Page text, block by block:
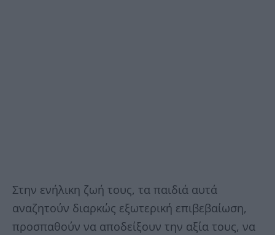
Στην ενήλικη ζωή τους, τα παιδιά αυτά
αναζητούν διαρκώς εξωτερική επιβεβαίωση,
προσπαθούν να αποδείξουν την αξία τους, να